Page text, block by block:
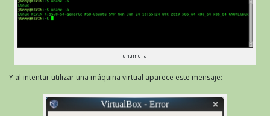
uname -a
Y al intentar utilizar una máquina virtual aparece este mensaje: